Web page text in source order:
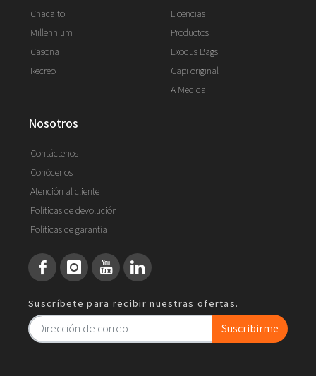
Chacaito
Millennium
Casona
Recreo
Licencias
Productos
Exodus Bags
Capi original
A Medida
nosotros
Contáctenos
Conócenos
Atención al cliente
Políticas de devolución
Políticas de garantía
Suscríbete para recibir nuestras ofertas.
Suscribirme